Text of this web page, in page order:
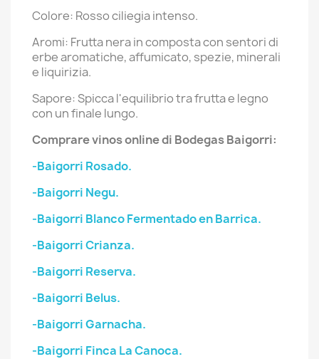
Colore: Rosso ciliegia intenso.
Aromi: Frutta nera in composta con sentori di
erbe aromatiche, affumicato, spezie, minerali
e liquirizia.
Sapore: Spicca l'equilibrio tra frutta e legno
con un finale lungo.
Comprare vinos online di Bodegas Baigorri:
-Baigorri Rosado.
-Baigorri Negu.
-Baigorri Blanco Fermentado en Barrica.
-Baigorri Crianza.
-Baigorri Reserva.
-Baigorri Belus.
-Baigorri Garnacha.
-Baigorri Finca La Canoca.